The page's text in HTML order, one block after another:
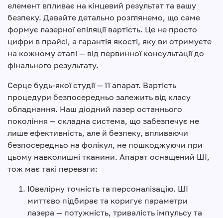
елемент впливає на кінцевий результат та вашу
безпеку. Давайте детально розглянемо, що саме
формує лазерної епіляції вартість. Це не просто
цифри в прайсі, а гарантія якості, яку ви отримуєте
на кожному етапі — від первинної консультації до
фінального результату.
Серце будь-якої студії — її апарат. Вартість
процедури безпосередньо залежить від класу
обладнання. Наш діодний лазер останнього
покоління — складна система, що забезпечує не
лише ефективність, але й безпеку, впливаючи
безпосередньо на фолікул, не пошкоджуючи при
цьому навколишні тканини. Апарат оснащений ШІ,
тож має такі переваги:
Ювелірну точність та персоналізацію. ШІ
миттєво підбирає та коригує параметри
лазера — потужність, тривалість імпульсу та